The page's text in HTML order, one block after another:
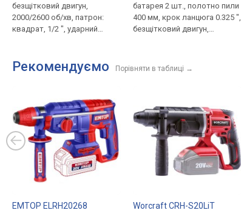
безщітковий двигун,
2000/2600 об/хв, патрон:
квадрат, 1/2 ", ударний
акумулятор, 18 В, 3 Агод, 1
батарея 2 шт., полотно пили
400 мм, крок ланцюга 0.325 ",
безщітковий двигун,
Рекомендуємо Порівняти в таблиці →
EMTOP ELRH20268 Worcraft CRH-S20LiT